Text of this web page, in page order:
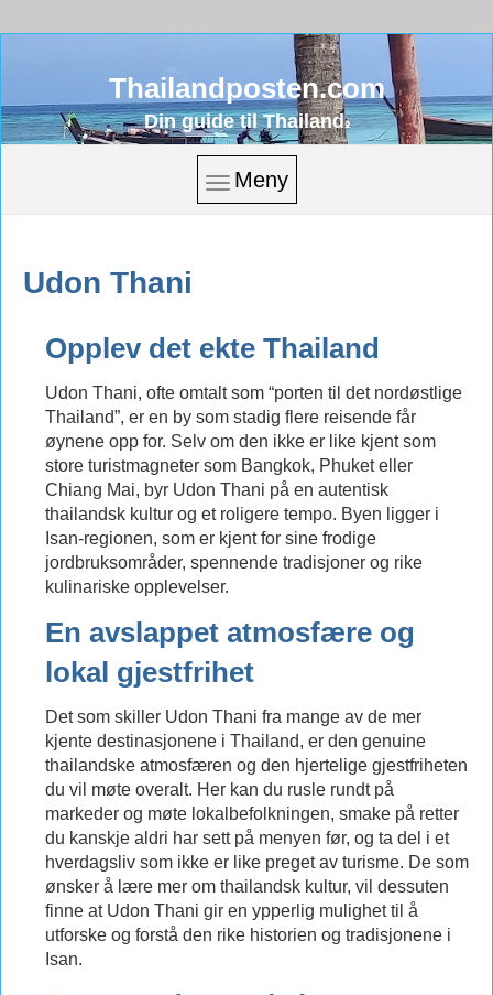
Thailandposten.com
Din guide til Thailand.
Meny
Udon Thani
Opplev det ekte Thailand
Udon Thani, ofte omtalt som “porten til det nordøstlige
Thailand”, er en by som stadig flere reisende får
øynene opp for. Selv om den ikke er like kjent som
store turistmagneter som Bangkok, Phuket eller
Chiang Mai, byr Udon Thani på en autentisk
thailandsk kultur og et roligere tempo. Byen ligger i
Isan-regionen, som er kjent for sine frodige
jordbruksområder, spennende tradisjoner og rike
kulinariske opplevelser.
En avslappet atmosfære og
lokal gjestfrihet
Det som skiller Udon Thani fra mange av de mer
kjente destinasjonene i Thailand, er den genuine
thailandske atmosfæren og den hjertelige gjestfriheten
du vil møte overalt. Her kan du rusle rundt på
markeder og møte lokalbefolkningen, smake på retter
du kanskje aldri har sett på menyen før, og ta del i et
hverdagsliv som ikke er like preget av turisme. De som
ønsker å lære mer om thailandsk kultur, vil dessuten
finne at Udon Thani gir en ypperlig mulighet til å
utforske og forstå den rike historien og tradisjonene i
Isan.